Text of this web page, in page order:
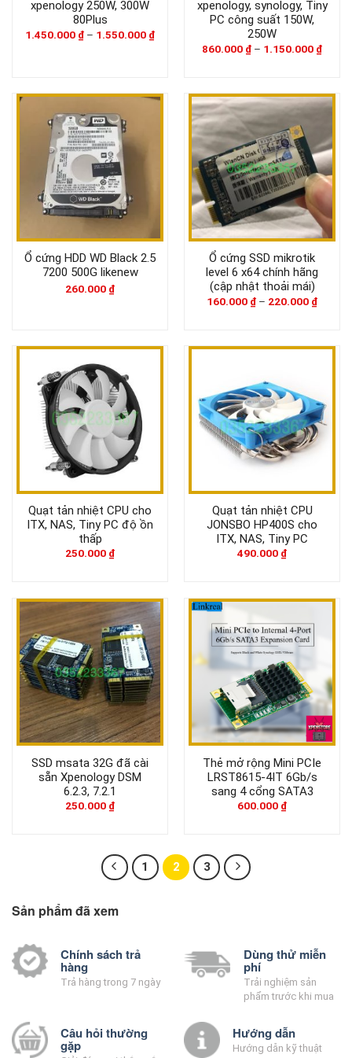
xpenology 250W, 300W
80Plus
1.450.000 ₫ – 1.550.000 ₫
xpenology, synology, Tiny
PC công suất 150W,
250W
860.000 ₫ – 1.150.000 ₫
Ổ cứng HDD WD Black 2.5
7200 500G likenew
260.000 ₫
Ổ cứng SSD mikrotik
level 6 x64 chính hãng
(cập nhật thoải mái)
160.000 ₫ – 220.000 ₫
Quạt tản nhiệt CPU cho
ITX, NAS, Tiny PC độ ồn
thấp
250.000 ₫
Quạt tản nhiệt CPU
JONSBO HP400S cho
ITX, NAS, Tiny PC
490.000 ₫
SSD msata 32G đã cài
sẵn Xpenology DSM
6.2.3, 7.2.1
250.000 ₫
Thẻ mở rộng Mini PCIe
LRST8615-4IT 6Gb/s
sang 4 cổng SATA3
600.000 ₫
1 2 3
Sản phẩm đã xem
Chính sách trả
hàng
Trả hàng trong 7 ngày
Dùng thử miễn
phí
Trải nghiệm sản
phẩm trước khi mua
Câu hỏi thường
gặp
Hướng dẫn
Hướng dẫn kỹ thuật